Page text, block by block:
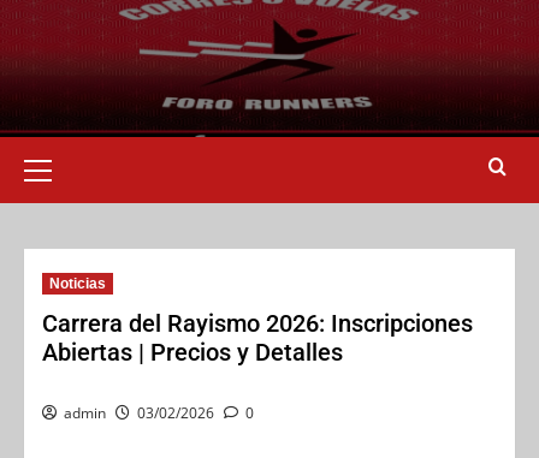
Noticias
Carrera del Rayismo 2026: Inscripciones
Abiertas | Precios y Detalles
admin 03/02/2026 0